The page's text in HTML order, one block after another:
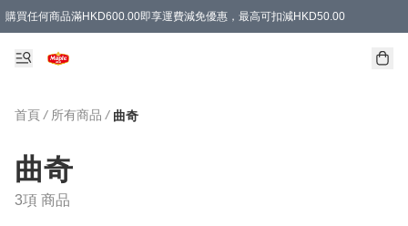
購買任何商品滿HKD600.00即享運費減免優惠，最高可扣減HKD50.00
首頁 / 所有商品 / 曲奇
曲奇
3項 商品